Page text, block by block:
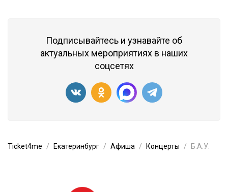
Подписывайтесь и узнавайте об
актуальных мероприятиях в наших
соцсетях
Ticket4me Екатеринбург Афиша Концерты Б.А.У.